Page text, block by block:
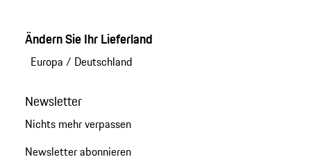
Ändern Sie Ihr Lieferland
Europa / Deutschland
Newsletter
Nichts mehr verpassen
Newsletter abonnieren